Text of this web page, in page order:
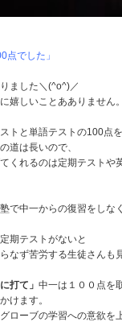
点でした」
ました＼(^o^)／
嬉しいことあありません。
トと単語テストの100点を
道は長いので、
くれるのは定期テストや
で中一からの復習をしな
期テストがないと
なず苦労する生徒さんも
打て」 中一は１００点を
けます。
ローブの学習への意欲を